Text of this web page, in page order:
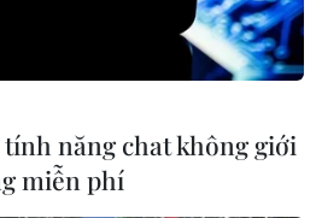
tính năng chat không giới
miễn phí